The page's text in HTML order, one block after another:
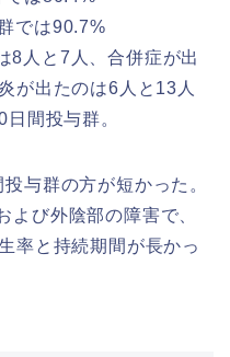
では90.7%
8人と7人、合併症が出
が出たのは6人と13人
間投与群。
与群の方が短かった。
よび外陰部の障害で、
率と持続期間が長かっ